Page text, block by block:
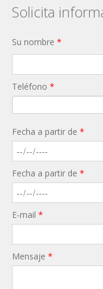
Solicita
Su nombre *
Teléfono *
Fecha a partir de *
Fecha a partir de *
E-mail *
Mensaje *